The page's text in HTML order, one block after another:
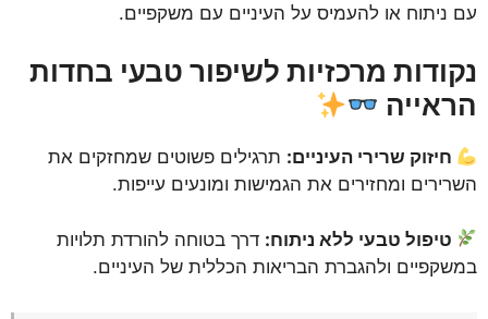
עם ניתוח או להעמיס על העיניים עם משקפיים.
נקודות מרכזיות לשיפור טבעי בחדות
הראייה
חיזוק שרירי העיניים: תרגילים פשוטים שמחזקים את
השרירים ומחזירים את הגמישות ומונעים עייפות.
טיפול טבעי ללא ניתוח: דרך בטוחה להורדת תלויות
במשקפיים ולהגברת הבריאות הכללית של העיניים.